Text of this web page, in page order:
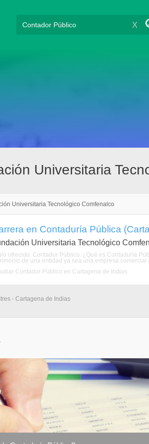
X
Universitaria
Universitaria Tecnológico Comfenalco
en Contaduría Pública
Universitaria Tecnológico
ofrecido: Contador Público. ¿Qué es Contaduría
de una entidad ya sea una empresa
Contador Público en Cartagena de Indias
- Cartagena de Indias